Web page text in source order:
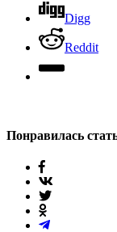
Digg
Reddit
Понравилась